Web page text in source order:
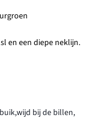
en een diepe neklijn.
bij de billen,